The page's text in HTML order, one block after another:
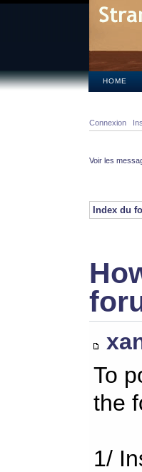
HOME
Connexion
Voir les
Index du
To
the
1/